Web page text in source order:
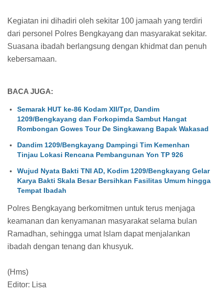
Kegiatan ini dihadiri oleh sekitar 100 jamaah yang terdiri
dari personel Polres Bengkayang dan masyarakat sekitar.
Suasana ibadah berlangsung dengan khidmat dan penuh
kebersamaan.
BACA JUGA:
Semarak HUT ke-86 Kodam XII/Tpr, Dandim
1209/Bengkayang dan Forkopimda Sambut Hangat
Rombongan Gowes Tour De Singkawang Bapak Wakasad
Dandim 1209/Bengkayang Dampingi Tim Kemenhan
Tinjau Lokasi Rencana Pembangunan Yon TP 926
Wujud Nyata Bakti TNI AD, Kodim 1209/Bengkayang Gelar
Karya Bakti Skala Besar Bersihkan Fasilitas Umum hingga
Tempat Ibadah
Polres Bengkayang berkomitmen untuk terus menjaga
keamanan dan kenyamanan masyarakat selama bulan
Ramadhan, sehingga umat Islam dapat menjalankan
ibadah dengan tenang dan khusyuk.
(Hms)
Editor: Lisa